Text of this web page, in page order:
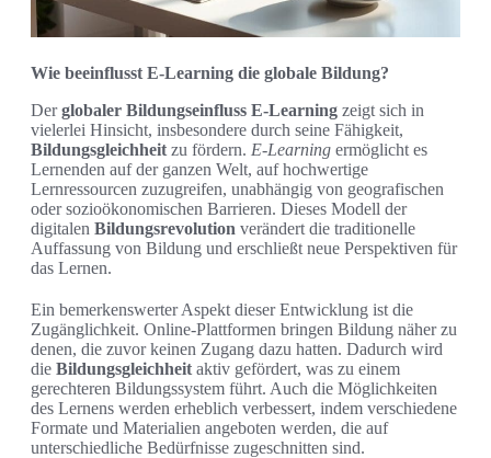
Wie beeinflusst E-Learning die globale Bildung?
Derglobaler Bildungseinfluss E-Learning zeigt sich in
vielerlei Hinsicht, insbesondere durch seine Fähigkeit,
Bildungsgleichheit zu fördern. E-Learning ermöglicht es
Lernenden auf der ganzen Welt, auf hochwertige
Lernressourcen zuzugreifen, unabhängig von geografischen
oder sozioökonomischen Barrieren. Dieses Modell der
digitalen Bildungsrevolution verändert die traditionelle
Auffassung von Bildung und erschließt neue Perspektiven für
das Lernen.
Ein bemerkenswerter Aspekt dieser Entwicklung ist die
Zugänglichkeit. Online-Plattformen bringen Bildung näher zu
denen, die zuvor keinen Zugang dazu hatten. Dadurch wird
die Bildungsgleichheit aktiv gefördert, was zu einem
gerechteren Bildungssystem führt. Auch die Möglichkeiten
des Lernens werden erheblich verbessert, indem verschiedene
Formate und Materialien angeboten werden, die auf
unterschiedliche Bedürfnisse zugeschnitten sind.